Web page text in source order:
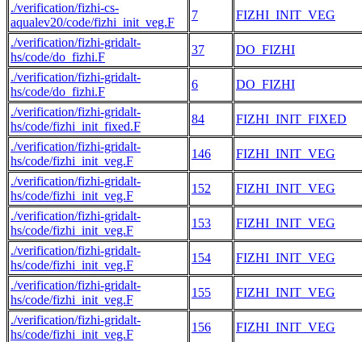
./verification/fizhi-cs-
aqualev20/code/fizhi_init_veg.F
7
FIZHI_INIT_VEG
./verification/fizhi-gridalt-
hs/code/do_fizhi.F
37
DO_FIZHI
./verification/fizhi-gridalt-
hs/code/do_fizhi.F
6
DO_FIZHI
./verification/fizhi-gridalt-
hs/code/fizhi_init_fixed.F
84
FIZHI_INIT_FIXED
./verification/fizhi-gridalt-
hs/code/fizhi_init_veg.F
146
FIZHI_INIT_VEG
./verification/fizhi-gridalt-
hs/code/fizhi_init_veg.F
152
FIZHI_INIT_VEG
./verification/fizhi-gridalt-
hs/code/fizhi_init_veg.F
153
FIZHI_INIT_VEG
./verification/fizhi-gridalt-
hs/code/fizhi_init_veg.F
154
FIZHI_INIT_VEG
./verification/fizhi-gridalt-
hs/code/fizhi_init_veg.F
155
FIZHI_INIT_VEG
./verification/fizhi-gridalt-
hs/code/fizhi_init_veg.F
156
FIZHI_INIT_VEG